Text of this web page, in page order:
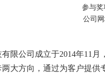
参与
公司网
限公司成立于2014年11
大方向，通过为客户提供